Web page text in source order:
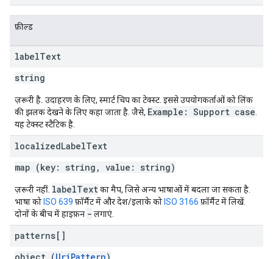
फ़ील्ड
labelText
string
ज़रूरी है. उदाहरण के लिए, स्मार्ट चिप का टेक्स्ट. इससे उपयोगकर्ताओं को लिंक
की झलक देखने के लिए कहा जाता है. जैसे, Example: Support case
यह टेक्स्ट स्टैटिक है.
localizedLabelText
map (key: string, value: string)
ज़रूरी नहीं. labelTextका मैप, जिसे अन्य भाषाओं में बदला जा सकता है.
भाषा को ISO 639 फ़ॉर्मैट में और देश/इलाके को ISO 3166 फ़ॉर्मैट में लिखें.
दोनों के बीच में हाइफ़न - लगाएं.
patterns[]